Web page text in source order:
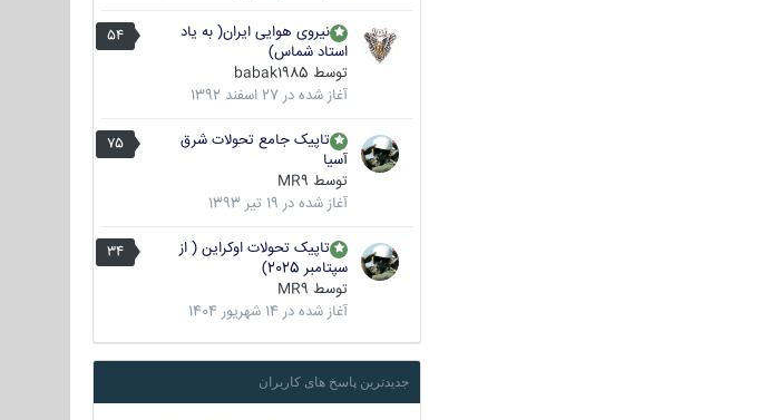
54
نیروی هوایی ایران( به یاد
استاد شماس)
توسط babak1985
آغاز شده در 27 اسفند 1392
75
تاپیک جامع تحولات شرق
آسیا
توسط MR9
آغاز شده در 19 تیر 1393
34
تاپیک تحولات اوکراین ( از
سپتامبر 2025)
توسط MR9
آغاز شده در 14 شهریور 1404
جدیدترین پاسخ های کاربران